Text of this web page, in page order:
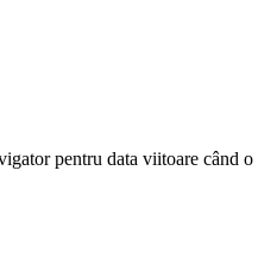
pentru data viitoare când o